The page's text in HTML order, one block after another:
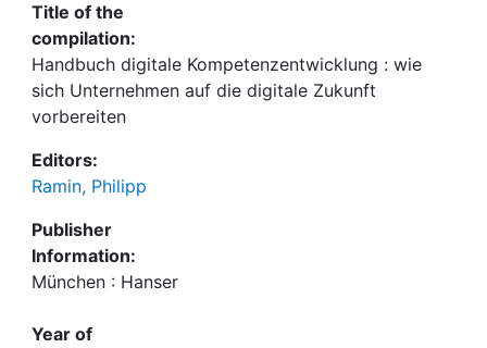
Title of the
compilation:
Handbuch digitale Kompetenzentwicklung : wie
sich Unternehmen auf die digitale Zukunft
vorbereiten
Editors:
Ramin, Philipp
Publisher
Information:
München : Hanser
Year of